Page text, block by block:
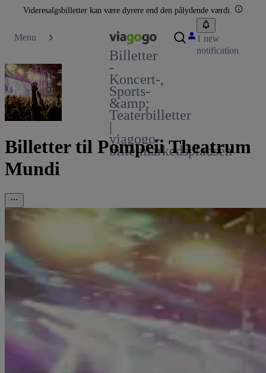
Videresalgsbilletter kan være dyrere end den pålydende værdi.
Menu
Billetter
-
Koncert-,
Sports-
&amp;
Teaterbilletter
|
viagogo-
billetmarkedspladsen
1 new
notification
Billetter til Pompeii Theatrum
Mundi